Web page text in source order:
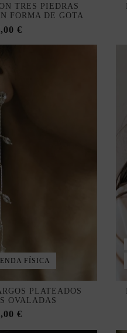
TRES PIEDRAS
FORMA DE GOTA
€
FÍSICA
PLATEADOS
OVALADAS
€